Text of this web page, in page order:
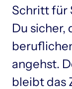
Schritt für
Du sicher,
angehst.
bleibt das